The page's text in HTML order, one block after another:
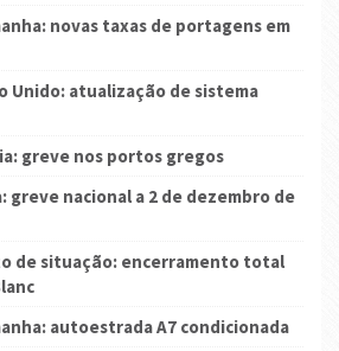
novas taxas de portagens em
Unido: atualização de sistema
greve nos portos gregos
greve nacional a 2 de dezembro de
de situação: encerramento total
autoestrada A7 condicionada